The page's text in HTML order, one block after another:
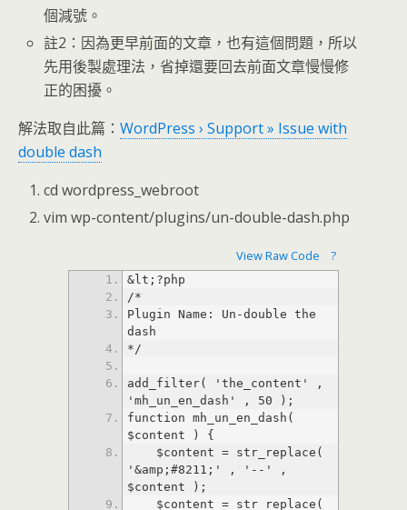
個減號。
註2：因為更早前面的文章，也有這個問題，所以
先用後製處理法，省掉還要回去前面文章慢慢修
正的困擾。
解法取自此篇： WordPress › Support » Issue with
double dash
cd wordpress_webroot
vim wp-content/plugins/un-double-dash.php
View Raw Code ?
Plugin Name: Un-double the
add_filter( 'the_content' ,
function mh_un_en_dash(
'&amp;#8211;' , '--' ,